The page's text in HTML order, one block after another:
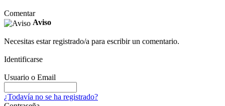
Comentar
Aviso
Necesitas estar registrado/a para escribir un comentario.
Identificarse
Usuario o Email
¿Todavía no se ha registrado?